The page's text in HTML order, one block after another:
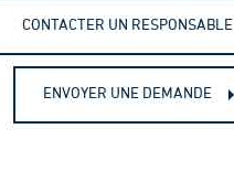
CONTACTER UN RESPONSABLE
ENVOYER UNE DEMANDE